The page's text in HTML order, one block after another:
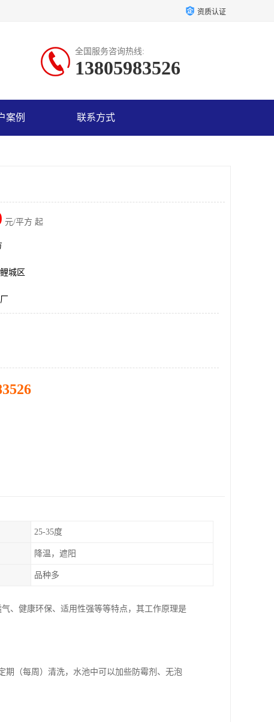
资质认证
全国服务咨询热线:
13805983526
案例 联系方式
元/平方 起
城区
25-35度
降温，遮阳
品种多
、健康环保、适用性强等等特点，其工作原理是
期（每周）清洗，水池中可以加些防霉剂、无泡